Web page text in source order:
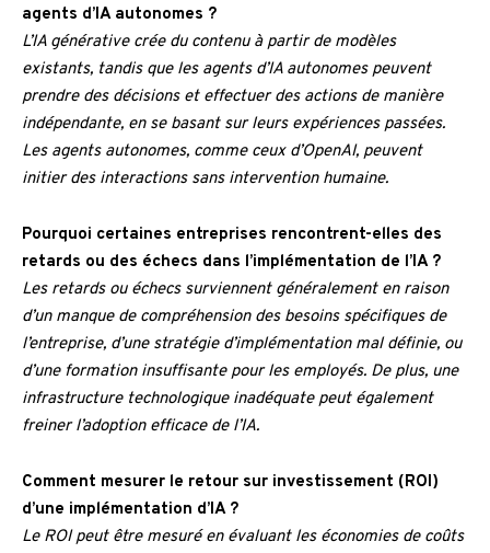
agents d’IA autonomes ?
L’IA générative crée du contenu à partir de modèles
existants, tandis que les agents d’IA autonomes peuvent
prendre des décisions et effectuer des actions de manière
indépendante, en se basant sur leurs expériences passées.
Les agents autonomes, comme ceux d’OpenAI, peuvent
initier des interactions sans intervention humaine.
Pourquoi certaines entreprises rencontrent-elles des
retards ou des échecs dans l’implémentation de l’IA ?
Les retards ou échecs surviennent généralement en raison
d’un manque de compréhension des besoins spécifiques de
l’entreprise, d’une stratégie d’implémentation mal définie, ou
d’une formation insuffisante pour les employés. De plus, une
infrastructure technologique inadéquate peut également
freiner l’adoption efficace de l’IA.
Comment mesurer le retour sur investissement (ROI)
d’une implémentation d’IA ?
Le ROI peut être mesuré en évaluant les économies de coûts